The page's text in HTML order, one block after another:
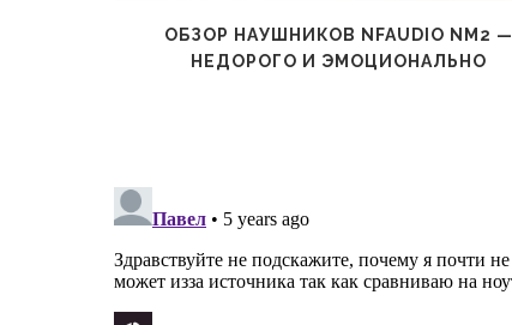
ОБЗОР НАУШНИКОВ NFAUDIO NM2 —
НЕДОРОГО И ЭМОЦИОНАЛЬНО